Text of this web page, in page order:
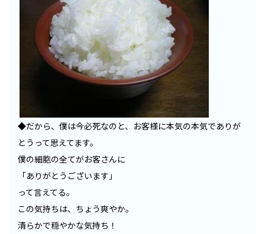
◆だから、僕は今必死なのと、お客様に本気の本気でありが
とうって思えてます。
僕の細胞の全てがお客さんに
「ありがとうございます」
って言えてる。
この気持ちは、ちょう爽やか。
清らかで穏やかな気持ち！